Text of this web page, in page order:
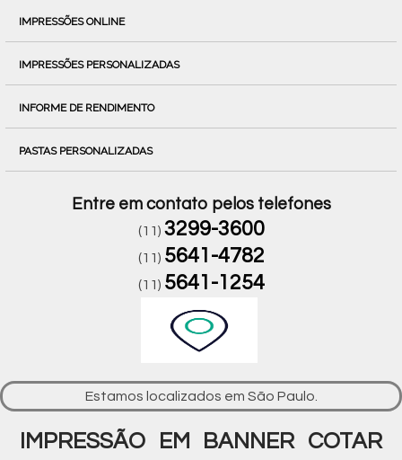
IMPRESSÕES ONLINE
IMPRESSÕES PERSONALIZADAS
INFORME DE RENDIMENTO
PASTAS PERSONALIZADAS
Entre em contato pelos telefones
(11) 3299-3600
(11) 5641-4782
(11) 5641-1254
Estamos localizados em São Paulo.
IMPRESSÃO EM BANNER COTAR